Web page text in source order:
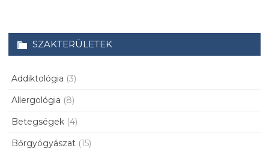
SZAKTERÜLETEK
Addiktológia (3)
Allergológia (8)
Betegségek (4)
Bőrgyógyászat (15)